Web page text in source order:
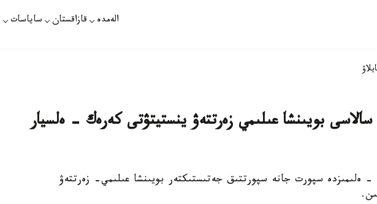
الەمدە قازاقستان ساياسات
سالاسى بويىنشا عىلىمي زەرتتەۋ ينستيتۋتى كەرەك - ەلسيار
- ەلىمىزدە سپورت جانە سپورتتىق جەتىستىكتەر بويىنشا عىلىمي- زەرتتەۋ